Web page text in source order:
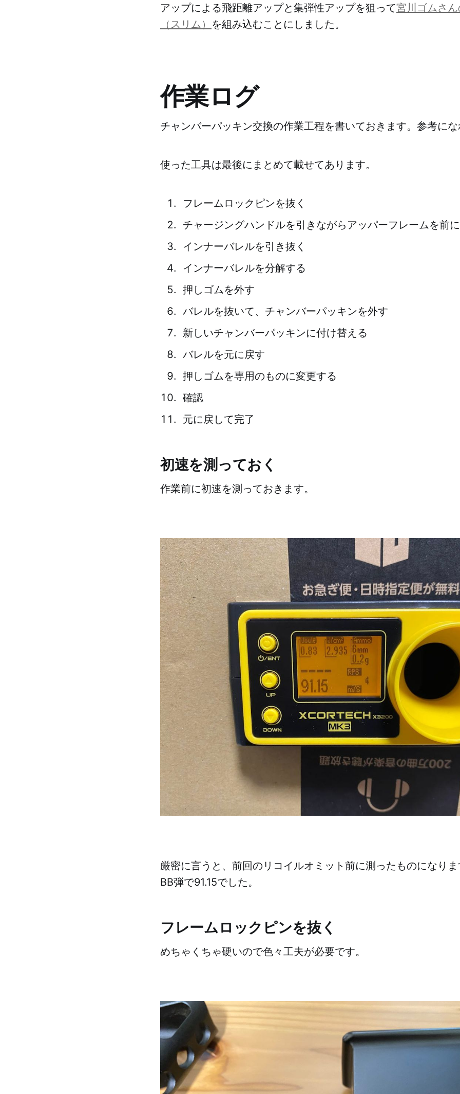
アップによる飛距離アップと集弾性アップを狙って宮川ゴムさ
（スリム） を組み込むことにしました。
作業ログ
チャンバーパッキン交換の作業工程を書いておきます。参考に
使った工具は最後にまとめて載せてあります。
フレームロックピンを抜く
チャージングハンドルを引きながらアッパーフレームを前
インナーバレルを引き抜く
インナーバレルを分解する
押しゴムを外す
バレルを抜いて、チャンバーパッキンを外す
新しいチャンバーパッキンに付け替える
バレルを元に戻す
押しゴムを専用のものに変更する
確認
元に戻して完了
初速を測っておく
作業前に初速を測っておきます。
厳密に言うと、前回のリコイルオミット前に測ったものになり
BB弾で91.15でした。
フレームロックピンを抜く
めちゃくちゃ硬いので色々工夫が必要です。